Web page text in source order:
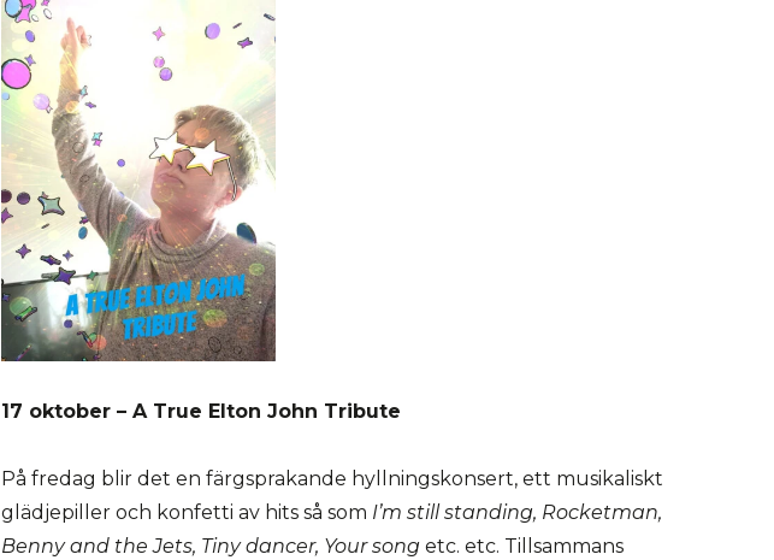
17 oktober – A True Elton John Tribute
På fredag blir det en färgsprakande hyllningskonsert, ett musikaliskt
glädjepiller och konfetti av hits så som I’m still standing, Rocketman,
Benny and the Jets, Tiny dancer, Your song etc. etc. Tillsammans